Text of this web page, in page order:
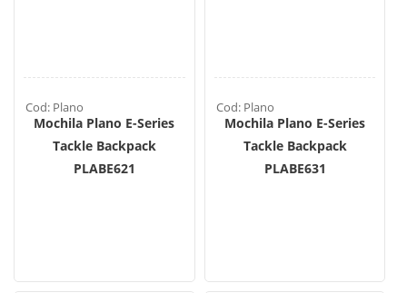
Cod: Plano
Mochila Plano E-Series
Tackle Backpack
PLABE621
Cod: Plano
Mochila Plano E-Series
Tackle Backpack
PLABE631